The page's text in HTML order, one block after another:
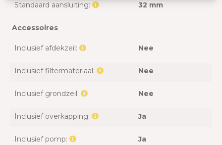
Standaard aansluiting: 32 mm
Accessoires
Inclusief afdekzeil: Nee
Inclusief filtermateriaal: Nee
Inclusief grondzeil: Nee
Inclusief overkapping: Ja
Inclusief pomp: Ja